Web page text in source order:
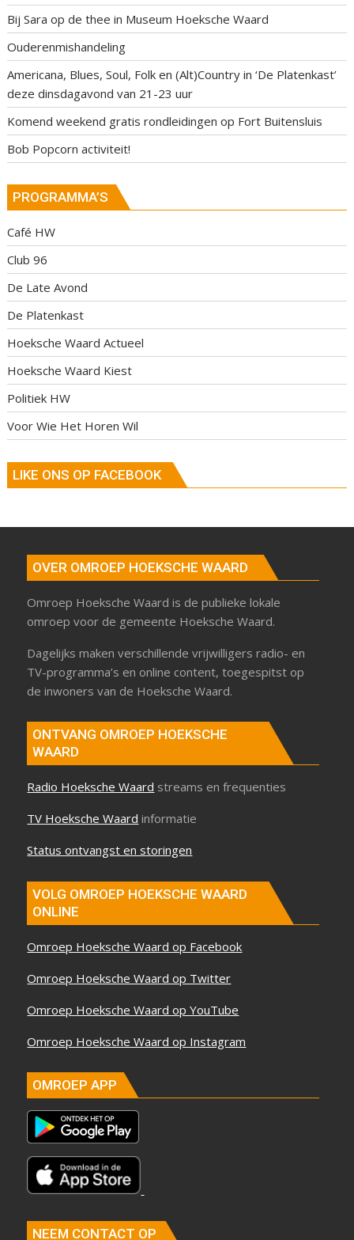
Bij Sara op de thee in Museum Hoeksche Waard
Ouderenmishandeling
Americana, Blues, Soul, Folk en (Alt)Country in ‘De Platenkast’
deze dinsdagavond van 21-23 uur
Komend weekend gratis rondleidingen op Fort Buitensluis
Bob Popcorn activiteit!
PROGRAMMA’S
Café HW
Club 96
De Late Avond
De Platenkast
Hoeksche Waard Actueel
Hoeksche Waard Kiest
Politiek HW
Voor Wie Het Horen Wil
LIKE ONS OP FACEBOOK
OVER OMROEP HOEKSCHE WAARD
Omroep Hoeksche Waard is de publieke lokale
omroep voor de gemeente Hoeksche Waard.
Dagelijks maken verschillende vrijwilligers radio- en
TV-programma’s en online content, toegespitst op
de inwoners van de Hoeksche Waard.
ONTVANG OMROEP HOEKSCHE
WAARD
Radio Hoeksche Waard streams en frequenties
TV Hoeksche Waard informatie
Status ontvangst en storingen
VOLG OMROEP HOEKSCHE WAARD
ONLINE
Omroep Hoeksche Waard op Facebook
Omroep Hoeksche Waard op Twitter
Omroep Hoeksche Waard op YouTube
Omroep Hoeksche Waard op Instagram
OMROEP APP
NEEM CONTACT OP